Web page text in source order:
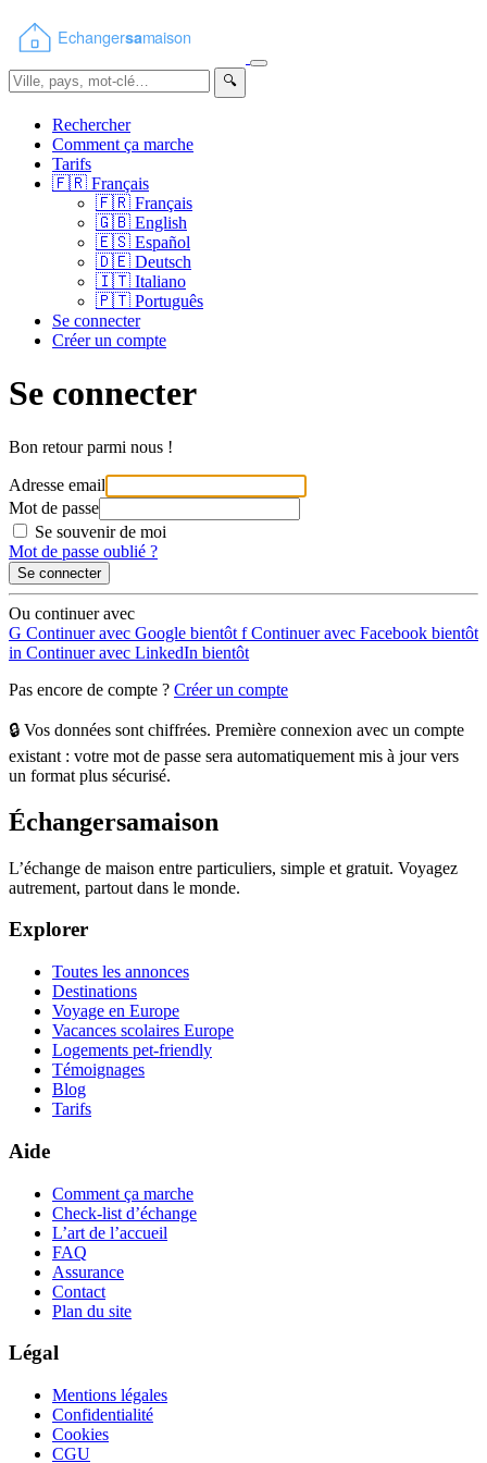
🔍
Rechercher
Comment ça marche
Tarifs
🇫🇷 Français
🇫🇷 Français
🇬🇧 English
🇪🇸 Español
🇩🇪 Deutsch
🇮🇹 Italiano
🇵🇹 Português
Se connecter
Créer un compte
Se connecter
Bon retour parmi nous !
Adresse email
Mot de passe
Se souvenir de moi
Mot de passe oublié ?
Se connecter
Ou continuer avec
G Continuer avec Google bientôt fContinuer avec Facebook bientôt
in Continuer avec LinkedIn bientôt
Pas encore de compte ? Créer un compte
🔒 Vos données sont chiffrées. Première connexion avec un compte
existant : votre mot de passe sera automatiquement mis à jour vers
un format plus sécurisé.
Échangersamaison
L’échange de maison entre particuliers, simple et gratuit. Voyagez
autrement, partout dans le monde.
Explorer
Toutes les annonces
Destinations
Voyage en Europe
Vacances scolaires Europe
Logements pet-friendly
Témoignages
Blog
Tarifs
Aide
Comment ça marche
Check-list d’échange
L’art de l’accueil
FAQ
Assurance
Contact
Plan du site
Légal
Mentions légales
Confidentialité
Cookies
CGU